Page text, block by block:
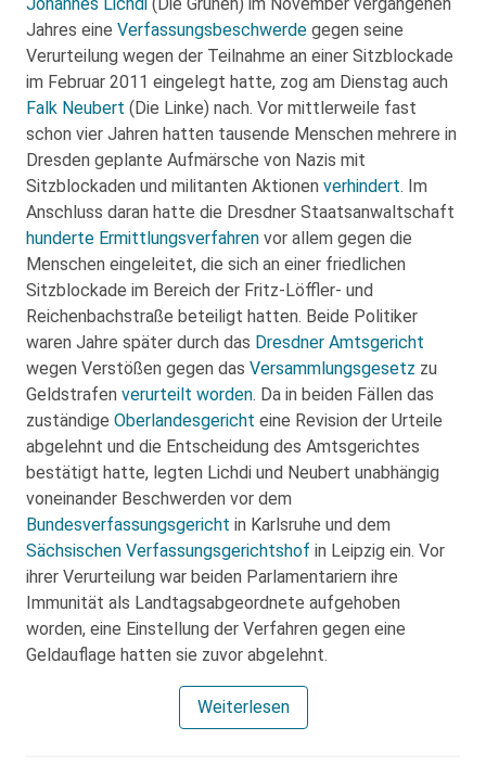
Jahres eine Verfassungsbeschwerde gegen seine
Verurteilung wegen der Teilnahme an einer Sitzblockade
im Februar 2011 eingelegt hatte, zog am Dienstag auch
Falk Neubert (Die Linke) nach. Vor mittlerweile fast
schon vier Jahren hatten tausende Menschen mehrere in
Dresden geplante Aufmärsche von Nazis mit
Sitzblockaden und militanten Aktionen verhindert. Im
Anschluss daran hatte die Dresdner Staatsanwaltschaft
hunderte Ermittlungsverfahren vor allem gegen die
Menschen eingeleitet, die sich an einer friedlichen
Sitzblockade im Bereich der Fritz-Löffler- und
Reichenbachstraße beteiligt hatten. Beide Politiker
waren Jahre später durch das Dresdner Amtsgericht
wegen Verstößen gegen das Versammlungsgesetz zu
Geldstrafen verurteilt worden. Da in beiden Fällen das
zuständige Oberlandesgericht eine Revision der Urteile
abgelehnt und die Entscheidung des Amtsgerichtes
bestätigt hatte, legten Lichdi und Neubert unabhängig
voneinander Beschwerden vor dem
Bundesverfassungsgericht in Karlsruhe und dem
Sächsischen Verfassungsgerichtshof in Leipzig ein. Vor
ihrer Verurteilung war beiden Parlamentariern ihre
Immunität als Landtagsabgeordnete aufgehoben
worden, eine Einstellung der Verfahren gegen eine
Geldauflage hatten sie zuvor abgelehnt.
Weiterlesen